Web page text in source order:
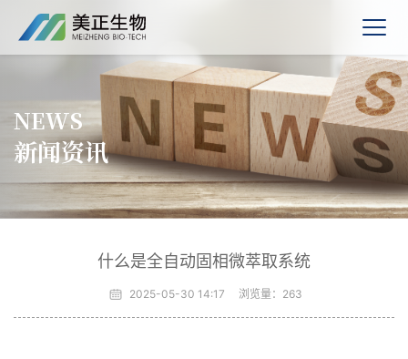
NEWS
新闻资讯
什么是全自动固相微萃取系统
2025-05-30 14:17 浏览量： 263